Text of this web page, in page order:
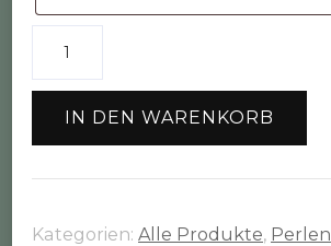
Größe
IN DEN WARENKORB
Kategorien: Alle Produkte, Perlen